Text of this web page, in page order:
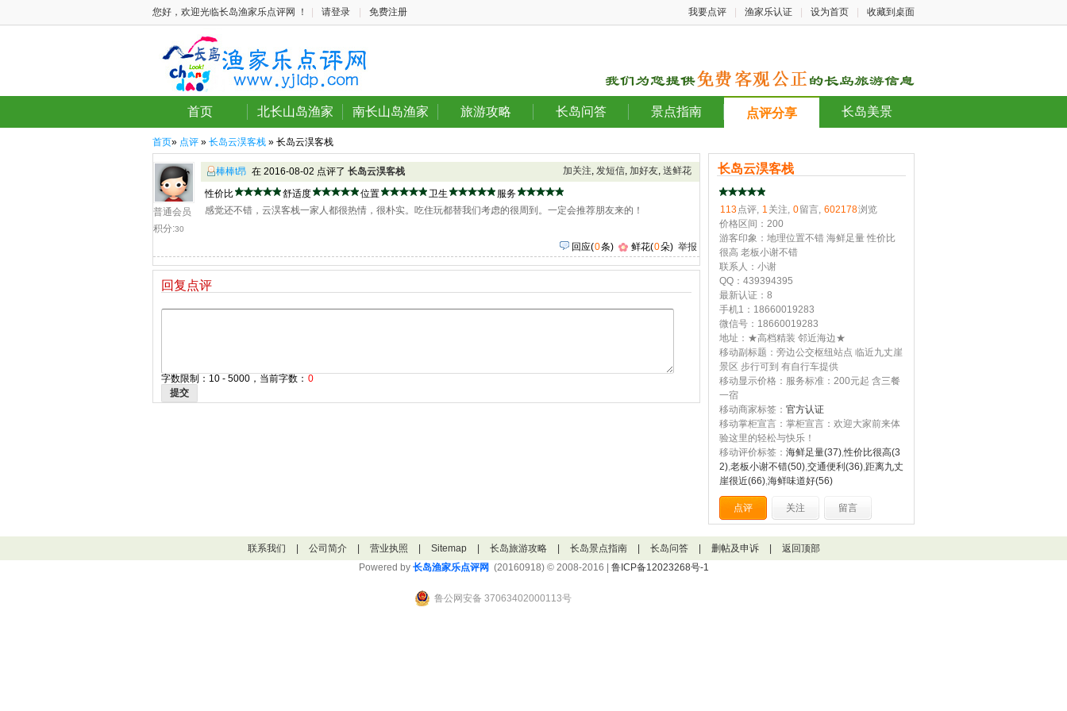
您好，欢迎光临长岛渔家乐点评网 ！ 请登录 免费注册 我要点评 渔家乐认证 设为首页 收藏到桌面
首页 北长山岛渔家 南长山岛渔家 旅游攻略 长岛问答 景点指南 点评分享 长岛美景
首页» 点评 » 长岛云淏客栈 » 长岛云淏客栈
普通会员
积分:30
加关注, 发短信, 加好友, 送鲜花
棒棒t昂 在 2016-08-02 点评了 长岛云淏客栈
性价比
舒适度 位置 卫生
服务
感觉还不错，云淏客栈一家人都很热情，很朴实。吃住玩都替我们考虑的很周到。一定会推荐朋友来的！
回应(0条) 鲜花(0朵) 举报
回复点评
字数限制：10 - 5000，当前字数： 0
提交
长岛云淏客栈
113点评, 1 关注, 0留言, 602178浏览
价格区间：200
游客印象：地理位置不错 海鲜足量 性价比
很高 老板小谢不错
联系人：小谢
QQ：439394395
最新认证：8
手机1：18660019283
微信号：18660019283
地址：★高档精装 邻近海边★
移动副标题：旁边公交枢纽站点 临近九丈崖
景区 步行可到 有自行车提供
移动显示价格：服务标准：200元起 含三餐
一宿
移动商家标签： 官方认证
移动掌柜宣言：掌柜宣言：欢迎大家前来体
验这里的轻松与快乐！
移动评价标签： 海鲜足量(37),性价比很高(3
2),老板小谢不错(50),交通便利(36),距离九丈
崖很近(66),海鲜味道好(56)
点评 关注 留言
联系我们 公司简介 营业执照 Sitemap 长岛旅游攻略 长岛景点指南 长岛问答 删帖及申诉
返回顶部
Powered by 长岛渔家乐点评网 (20160918) © 2008-2016 | 鲁ICP备12023268号-1
鲁公网安备 37063402000113号